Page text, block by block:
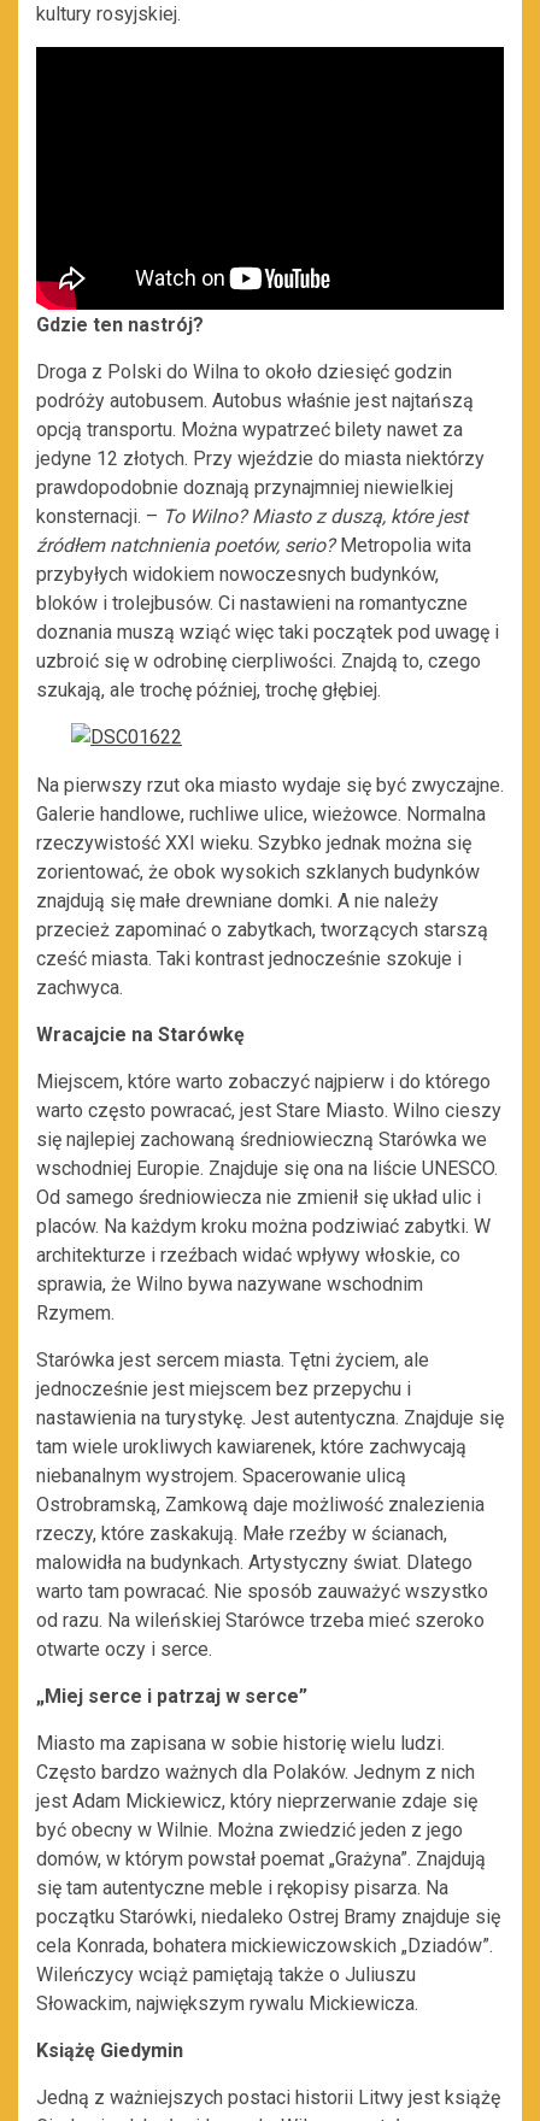
kultury rosyjskiej.
Gdzie ten nastrój?
Droga z Polski do Wilna to około dziesięć godzin
podróży autobusem. Autobus właśnie jest najtańszą
opcją transportu. Można wypatrzeć bilety nawet za
jedyne 12 złotych. Przy wjeździe do miasta niektórzy
prawdopodobnie doznają przynajmniej niewielkiej
konsternacji. – To Wilno? Miasto z duszą, które jest
źródłem natchnienia poetów, serio?Metropolia wita
przybyłych widokiem nowoczesnych budynków,
bloków i trolejbusów. Ci nastawieni na romantyczne
doznania muszą wziąć więc taki początek pod uwagę i
uzbroić się w odrobinę cierpliwości. Znajdą to, czego
szukają, ale trochę później, trochę głębiej.
Na pierwszy rzut oka miasto wydaje się być zwyczajne.
Galerie handlowe, ruchliwe ulice, wieżowce. Normalna
rzeczywistość XXI wieku. Szybko jednak można się
zorientować, że obok wysokich szklanych budynków
znajdują się małe drewniane domki. A nie należy
przecież zapominać o zabytkach, tworzących starszą
cześć miasta. Taki kontrast jednocześnie szokuje i
zachwyca.
Wracajcie na Starówkę
Miejscem, które warto zobaczyć najpierw i do którego
warto często powracać, jest Stare Miasto. Wilno cieszy
się najlepiej zachowaną średniowieczną Starówka we
wschodniej Europie. Znajduje się ona na liście UNESCO.
Od samego średniowiecza nie zmienił się układ ulic i
placów. Na każdym kroku można podziwiać zabytki. W
architekturze i rzeźbach widać wpływy włoskie, co
sprawia, że Wilno bywa nazywane wschodnim
Rzymem.
Starówka jest sercem miasta. Tętni życiem, ale
jednocześnie jest miejscem bez przepychu i
nastawienia na turystykę. Jest autentyczna. Znajduje się
tam wiele urokliwych kawiarenek, które zachwycają
niebanalnym wystrojem. Spacerowanie ulicą
Ostrobramską, Zamkową daje możliwość znalezienia
rzeczy, które zaskakują. Małe rzeźby w ścianach,
malowidła na budynkach. Artystyczny świat. Dlatego
warto tam powracać. Nie sposób zauważyć wszystko
od razu. Na wileńskiej Starówce trzeba mieć szeroko
otwarte oczy i serce.
„Miej serce i patrzaj w serce”
Miasto ma zapisana w sobie historię wielu ludzi.
Często bardzo ważnych dla Polaków. Jednym z nich
jest Adam Mickiewicz, który nieprzerwanie zdaje się
być obecny w Wilnie. Można zwiedzić jeden z jego
domów, w którym powstał poemat „Grażyna”. Znajdują
się tam autentyczne meble i rękopisy pisarza. Na
początku Starówki, niedaleko Ostrej Bramy znajduje się
cela Konrada, bohatera mickiewiczowskich „Dziadów”.
Wileńczycy wciąż pamiętają także o Juliuszu
Słowackim, największym rywalu Mickiewicza.
Książę Giedymin
Jedną z ważniejszych postaci historii Litwy jest książę